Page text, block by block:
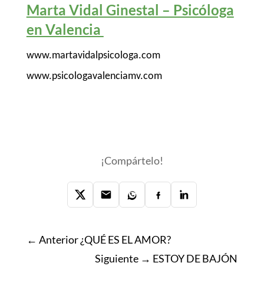
Marta Vidal Ginestal – Psicóloga
en Valencia
www.martavidalpsicologa.com
www.psicologavalenciamv.com
¡Compártelo!
← Anterior¿QUÉ ES EL AMOR?
Siguiente → ESTOY DE BAJÓN